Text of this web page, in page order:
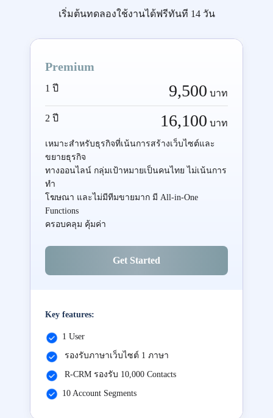
เริ่มต้นทดลองใช้งานได้ฟรีทันที 14 วัน
Premium
1 ปี 9,500 บาท
2 ปี 16,100 บาท
เหมาะสำหรับธุรกิจที่เน้นการสร้างเว็บไซต์และ
ขยายธุรกิจ
ทางออนไลน์ กลุ่มเป้าหมายเป็นคนไทย ไม่เน้นการ
ทำ
โฆษณา และไม่มีทีมขายมาก มี All-in-One
Functions
ครอบคลุม คุ้มค่า
Get Started
Key features:
1 User
รองรับภาษาเว็บไซต์ 1 ภาษา
R-CRM รองรับ 10,000 Contacts
10 Account Segments